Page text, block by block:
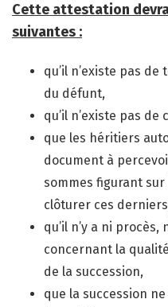
Cette attestation
suivantes :
qu’il n’existe pas
du défunt,
qu’il n’existe pas
que les héritiers
document à
sommes figurant
clôturer ces
qu’il n’y a ni
concernant la
de la succession,
que la succession